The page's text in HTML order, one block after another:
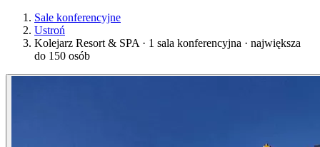
Sale konferencyjne
Ustroń
Kolejarz Resort & SPA · 1 sala konferencyjna · największa
do 150 osób